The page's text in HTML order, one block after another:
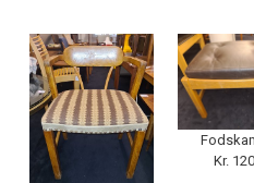
Kr.